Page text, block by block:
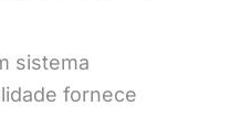
sistema
fornece